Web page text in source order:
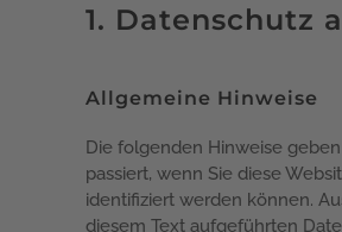
1. Datenschutz
Allgemeine Hinweise
Die folgenden Hinweise
passiert, wenn Sie diese
identifiziert werden können.
diesem Text aufgeführten